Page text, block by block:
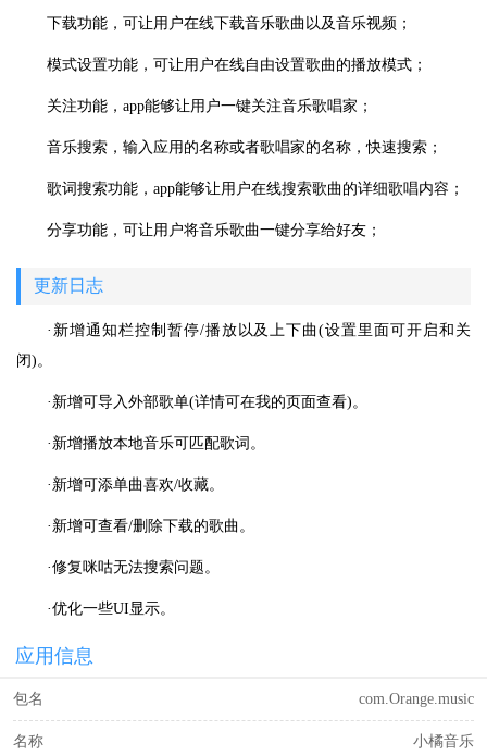
下载功能，可让用户在线下载音乐歌曲以及音乐视频；
模式设置功能，可让用户在线自由设置歌曲的播放模式；
关注功能，app能够让用户一键关注音乐歌唱家；
音乐搜索，输入应用的名称或者歌唱家的名称，快速搜索；
歌词搜索功能，app能够让用户在线搜索歌曲的详细歌唱内容；
分享功能，可让用户将音乐歌曲一键分享给好友；
更新日志
·新增通知栏控制暂停/播放以及上下曲(设置里面可开启和关
闭)。
·新增可导入外部歌单(详情可在我的页面查看)。
·新增播放本地音乐可匹配歌词。
·新增可添单曲喜欢/收藏。
·新增可查看/删除下载的歌曲。
·修复咪咕无法搜索问题。
·优化一些UI显示。
应用信息
包名 com.Orange.music
名称 小橘音乐